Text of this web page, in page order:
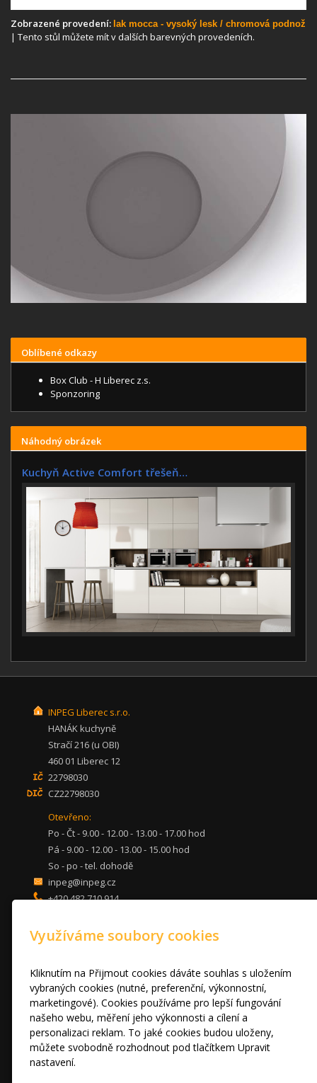
Zobrazené provedení: lak mocca - vysoký lesk / chromová podnož
| Tento stůl můžete mít v dalších barevných provedeních.
Oblíbené odkazy
Box Club - H Liberec z.s.
Sponzoring
Náhodný obrázek
Kuchyň Active Comfort třešeň…
INPEG Liberec s.r.o.
HANÁK kuchyně
Stračí 216 (u OBI)
460 01 Liberec 12
22798030
CZ22798030
Otevřeno:
Po - Čt - 9.00 - 12.00 - 13.00 - 17.00 hod
Pá - 9.00 - 12.00 - 13.00 - 15.00 hod
So - po - tel. dohodě
inpeg@inpeg.cz
+420 482 710 914
KUCHYNĚ
DVEŘE A STOLY
OBÝVACÍ POKOJE
AKCE
FOTOGALERIE
VÝPRODEJ VZORKŮ
RADY A TIPY
KONTAKT
Využíváme soubory cookies
Kliknutím na Přijmout cookies dáváte souhlas s uložením
vybraných cookies (nutné, preferenční, výkonnostní,
marketingové). Cookies používáme pro lepší fungování
našeho webu, měření jeho výkonnosti a cílení a
personalizaci reklam. To jaké cookies budou uloženy,
můžete svobodně rozhodnout pod tlačítkem Upravit
nastavení.